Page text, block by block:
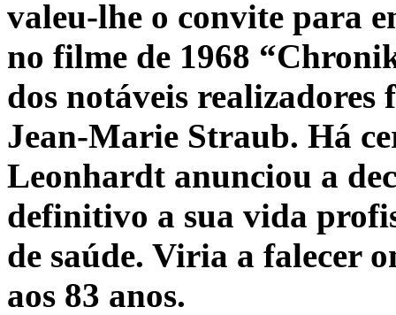
valeu-lhe o convite para
no filme de 1968
dos notáveis realizadores
Jean-Marie Straub. Há
Leonhardt anunciou a
definitivo a sua vida
de saúde. Viria a falecer
aos 83 anos.